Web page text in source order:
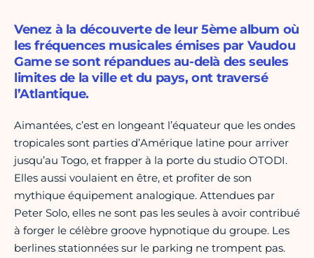
Venez à la découverte de leur 5ème album où
les fréquences musicales émises par Vaudou
Game se sont répandues au-delà des seules
limites de la ville et du pays, ont traversé
l’Atlantique.
Aimantées, c’est en longeant l’équateur que les ondes
tropicales sont parties d’Amérique latine pour arriver
jusqu’au Togo, et frapper à la porte du studio OTODI.
Elles aussi voulaient en être, et profiter de son
mythique équipement analogique. Attendues par
Peter Solo, elles ne sont pas les seules à avoir contribué
à forger le célèbre groove hypnotique du groupe. Les
berlines stationnées sur le parking ne trompent pas.